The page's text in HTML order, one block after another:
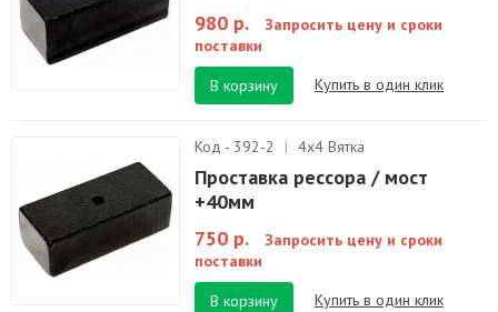
980 р.
Запросить цену и сроки
поставки
В корзину
Купить в один клик
Код - 392-2 | 4х4 Вятка
Проставка рессора / мост
+40мм
750 р.
Запросить цену и сроки
поставки
В корзину
Купить в один клик